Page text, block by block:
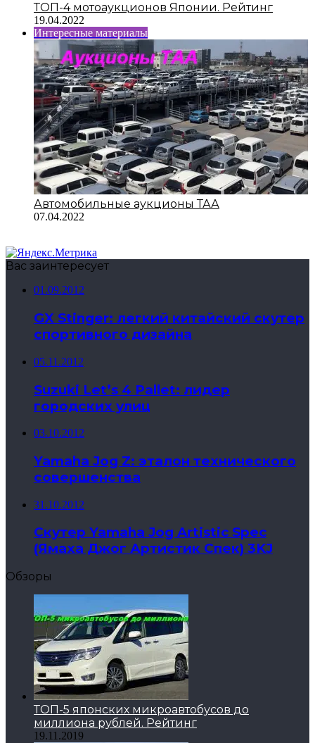
ТОП-4 мотоаукционов Японии. Рейтинг
19.04.2022
Интересные материалы
Автомобильные аукционы ТАА
07.04.2022
Вас заинтересует
01.09.2012
GX Stinger: легкий китайский скутер
спортивного дизайна
05.11.2012
Suzuki Let’s 4 Pallet: лидер
городских улиц
03.10.2012
Yamaha Jog Z: эталон технического
совершенства
31.10.2012
Скутер Yamaha Jog Artistic Spec
(Ямаха Джог Артистик Спек) 3KJ
Обзоры
ТОП-5 японских микроавтобусов до
миллиона рублей. Рейтинг
19.11.2019